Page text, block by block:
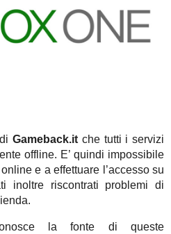
diGameback.it che tutti i servizi
offline. E’ quindi impossibile
e a effettuare l’accesso su
inoltre riscontrati problemi di
la fonte di queste